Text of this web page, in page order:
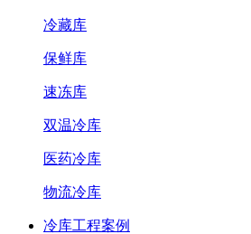
冷藏库
保鲜库
速冻库
双温冷库
医药冷库
物流冷库
冷库工程案例